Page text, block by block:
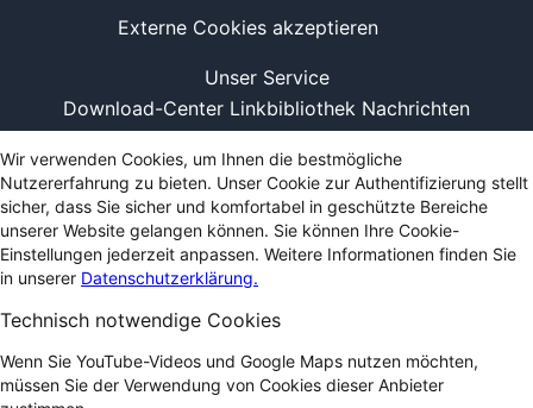
Unser Service
Download-Center Linkbibliothek Nachrichten
Externe Cookies akzeptieren
Wir verwenden Cookies, um Ihnen die bestmögliche
Nutzererfahrung zu bieten. Unser Cookie zur Authentifizierung stellt
sicher, dass Sie sicher und komfortabel in geschützte Bereiche
unserer Website gelangen können. Sie können Ihre Cookie-
Einstellungen jederzeit anpassen. Weitere Informationen finden Sie
in unserer Datenschutzerklärung.
Technisch notwendige Cookies
Wenn Sie YouTube-Videos und Google Maps nutzen möchten,
müssen Sie der Verwendung von Cookies dieser Anbieter